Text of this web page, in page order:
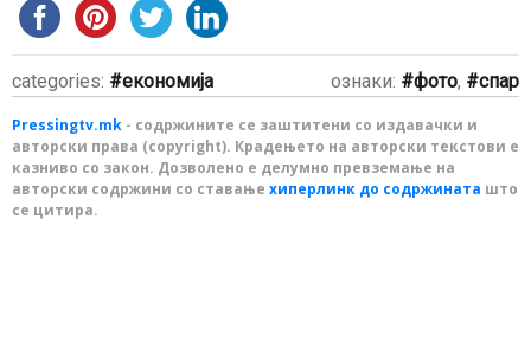
categories: економија ознаки: фото, спар
Pressingtv.mk - содржините се заштитени со издавачки и
авторски права (copyright). Крадењето на авторски текстови е
казниво со закон. Дозволено е делумно превземање на
авторски содржини со ставање хиперлинк до содржината што
се цитира.